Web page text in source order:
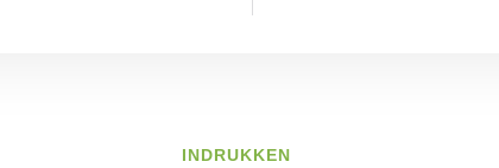
INDRUKKEN